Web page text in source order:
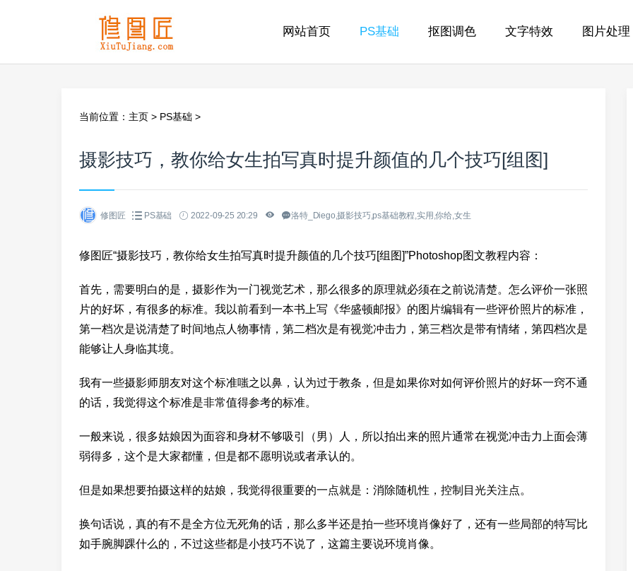
网站首页 PS基础 抠图调色 文字特效 图片处理
当前位置： 主页 > PS基础 >
摄影技巧，教你给女生拍写真时提升颜值的几个技巧[组图]
修图匠 PS基础 2022-09-25 20:29 洛特_Diego,摄影技巧,ps基础教程,实用,你给,女生
修图匠“摄影技巧，教你给女生拍写真时提升颜值的几个技巧[组图]”Photoshop图文教程内容：
首先，需要明白的是，摄影作为一门视觉艺术，那么很多的原理就必须在之前说清楚。怎么评价一张照
片的好坏，有很多的标准。我以前看到一本书上写《华盛顿邮报》的图片编辑有一些评价照片的标准，
第一档次是说清楚了时间地点人物事情，第二档次是有视觉冲击力，第三档次是带有情绪，第四档次是
能够让人身临其境。
我有一些摄影师朋友对这个标准嗤之以鼻，认为过于教条，但是如果你对如何评价照片的好坏一窍不通
的话，我觉得这个标准是非常值得参考的标准。
一般来说，很多姑娘因为面容和身材不够吸引（男）人，所以拍出来的照片通常在视觉冲击力上面会薄
弱得多，这个是大家都懂，但是都不愿明说或者承认的。
但是如果想要拍摄这样的姑娘，我觉得很重要的一点就是：消除随机性，控制目光关注点。
换句话说，真的有不是全方位无死角的话，那么多半还是拍一些环境肖像好了，还有一些局部的特写比
如手腕脚踝什么的，不过这些都是小技巧不说了，这篇主要说环境肖像。